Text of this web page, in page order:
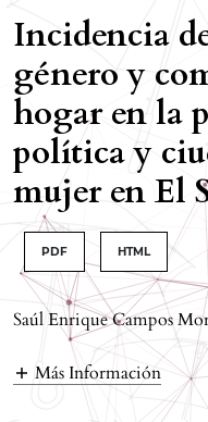
Incidencia
género y
hogar en la
política y
mujer en El
PDF HTML
Saúl Enrique Campos
Más Información